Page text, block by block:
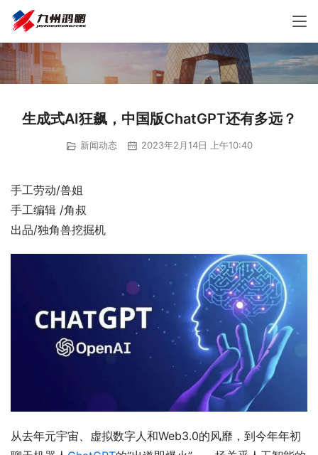
生成式AI狂飙，中国版ChatGPT还有多远？
新闻动态 2023年2月14日 上午10:40
手工劳动/兽姐
手工编辑 /角叔
出品/独角兽挖掘机
从去年元宇宙、虚拟数字人和Web3.0的风靡，到今年年初